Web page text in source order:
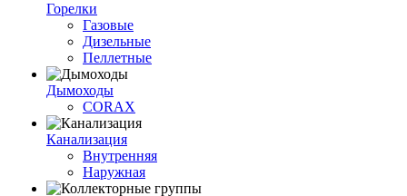
Горелки
Газовые
Дизельные
Пеллетные
Дымоходы
CORAX
Канализация
Внутренняя
Наружная